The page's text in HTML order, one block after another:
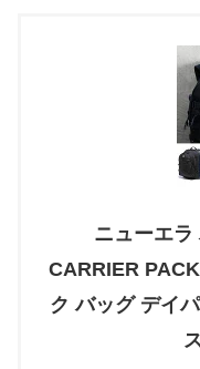
ニューエ
CARRIER
ク バッグ デイ